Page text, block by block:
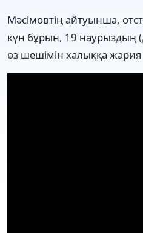
Мәсімовтің айтуынша,
күн бұрын, 19 наурыздың
өз шешімін халыққа жария